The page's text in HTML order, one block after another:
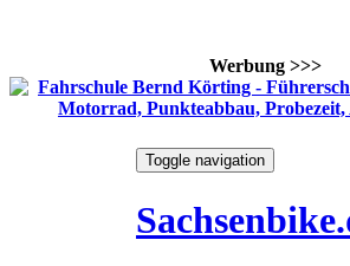
Werbung >>>
Toggle navigation